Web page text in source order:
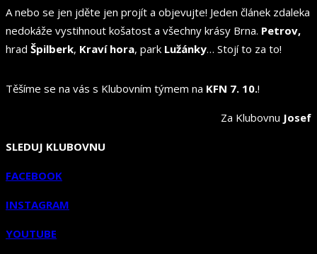
A nebo se jen jděte jen projít a objevujte! Jeden článek zdaleka
nedokáže vystihnout košatost a všechny krásy Brna. Petrov,
hrad Špilberk, Kraví hora, park Lužánky… Stojí to za to!
Těšíme se na vás s Klubovním týmem na KFN 7. 10.!
Za Klubovnu Josef
SLEDUJ KLUBOVNU
FACEBOOK
INSTAGRAM
YOUTUBE